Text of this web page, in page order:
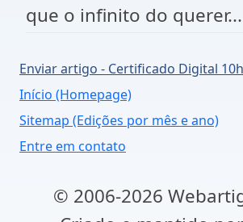
que o infinito do querer...
Enviar artigo - Certificado Digital 10h
Início (Homepage)
Sitemap (Edições por mês e ano)
Entre em contato
© 2006-2026